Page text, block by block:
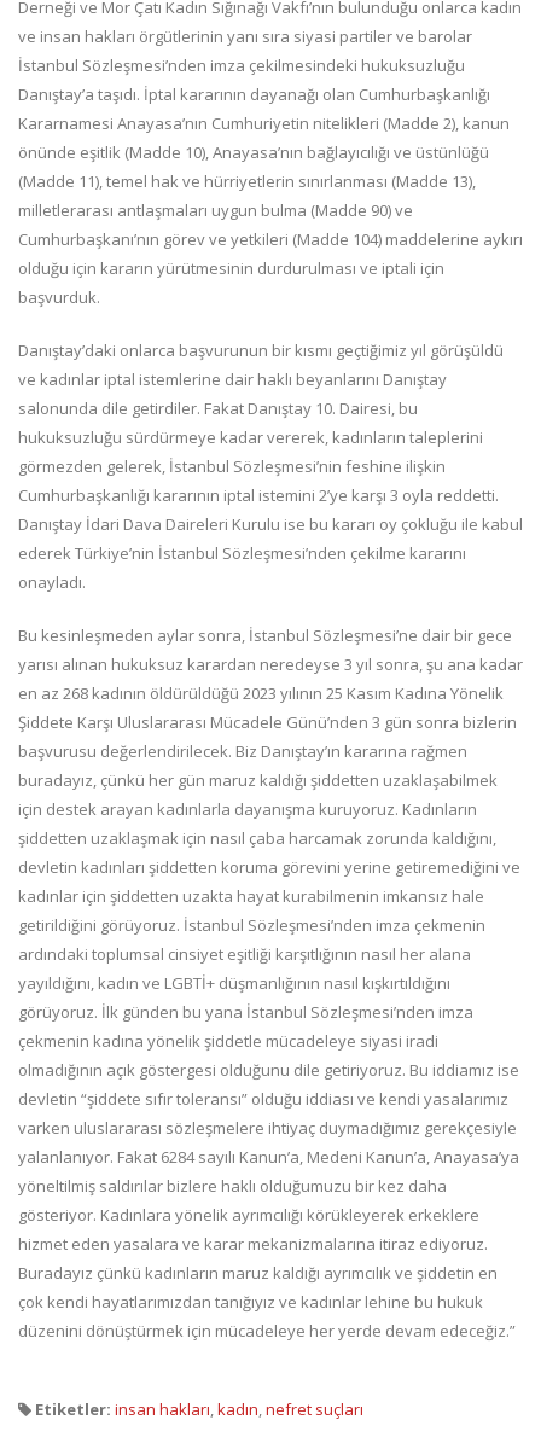
Derneği ve Mor Çatı Kadın Sığınağı Vakfı’nın bulunduğu onlarca kadın
ve insan hakları örgütlerinin yanı sıra siyasi partiler ve barolar
İstanbul Sözleşmesi’nden imza çekilmesindeki hukuksuzluğu
Danıştay’a taşıdı. İptal kararının dayanağı olan Cumhurbaşkanlığı
Kararnamesi Anayasa’nın Cumhuriyetin nitelikleri (Madde 2), kanun
önünde eşitlik (Madde 10), Anayasa’nın bağlayıcılığı ve üstünlüğü
(Madde 11), temel hak ve hürriyetlerin sınırlanması (Madde 13),
milletlerarası antlaşmaları uygun bulma (Madde 90) ve
Cumhurbaşkanı’nın görev ve yetkileri (Madde 104) maddelerine aykırı
olduğu için kararın yürütmesinin durdurulması ve iptali için
başvurduk.
Danıştay’daki onlarca başvurunun bir kısmı geçtiğimiz yıl görüşüldü
ve kadınlar iptal istemlerine dair haklı beyanlarını Danıştay
salonunda dile getirdiler. Fakat Danıştay 10. Dairesi, bu
hukuksuzluğu sürdürmeye kadar vererek, kadınların taleplerini
görmezden gelerek, İstanbul Sözleşmesi’nin feshine ilişkin
Cumhurbaşkanlığı kararının iptal istemini 2’ye karşı 3 oyla reddetti.
Danıştay İdari Dava Daireleri Kurulu ise bu kararı oy çokluğu ile kabul
ederek Türkiye’nin İstanbul Sözleşmesi’nden çekilme kararını
onayladı.
Bu kesinleşmeden aylar sonra, İstanbul Sözleşmesi’ne dair bir gece
yarısı alınan hukuksuz karardan neredeyse 3 yıl sonra, şu ana kadar
en az 268 kadının öldürüldüğü 2023 yılının 25 Kasım Kadına Yönelik
Şiddete Karşı Uluslararası Mücadele Günü’nden 3 gün sonra bizlerin
başvurusu değerlendirilecek. Biz Danıştay’ın kararına rağmen
buradayız, çünkü her gün maruz kaldığı şiddetten uzaklaşabilmek
için destek arayan kadınlarla dayanışma kuruyoruz. Kadınların
şiddetten uzaklaşmak için nasıl çaba harcamak zorunda kaldığını,
devletin kadınları şiddetten koruma görevini yerine getiremediğini ve
kadınlar için şiddetten uzakta hayat kurabilmenin imkansız hale
getirildiğini görüyoruz. İstanbul Sözleşmesi’nden imza çekmenin
ardındaki toplumsal cinsiyet eşitliği karşıtlığının nasıl her alana
yayıldığını, kadın ve LGBTİ+ düşmanlığının nasıl kışkırtıldığını
görüyoruz. İlk günden bu yana İstanbul Sözleşmesi’nden imza
çekmenin kadına yönelik şiddetle mücadeleye siyasi iradi
olmadığının açık göstergesi olduğunu dile getiriyoruz. Bu iddiamız ise
devletin “şiddete sıfır toleransı” olduğu iddiası ve kendi yasalarımız
varken uluslararası sözleşmelere ihtiyaç duymadığımız gerekçesiyle
yalanlanıyor. Fakat 6284 sayılı Kanun’a, Medeni Kanun’a, Anayasa’ya
yöneltilmiş saldırılar bizlere haklı olduğumuzu bir kez daha
gösteriyor. Kadınlara yönelik ayrımcılığı körükleyerek erkeklere
hizmet eden yasalara ve karar mekanizmalarına itiraz ediyoruz.
Buradayız çünkü kadınların maruz kaldığı ayrımcılık ve şiddetin en
çok kendi hayatlarımızdan tanığıyız ve kadınlar lehine bu hukuk
düzenini dönüştürmek için mücadeleye her yerde devam edeceğiz.”
Etiketler: insan hakları,kadın,nefret suçları